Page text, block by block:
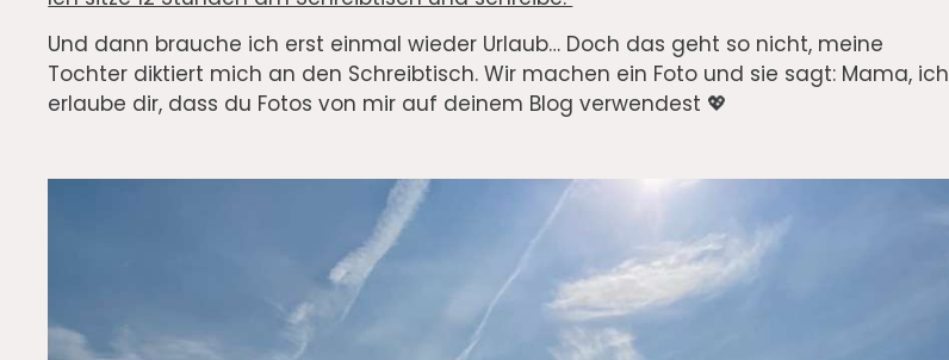
Und dann brauche ich erst einmal wieder Urlaub… Doch das geht so nicht, meine
Tochter diktiert mich an den Schreibtisch. Wir machen ein Foto und sie sagt: Mama, ich
erlaube dir, dass du Fotos von mir auf deinem Blog verwendest 💖